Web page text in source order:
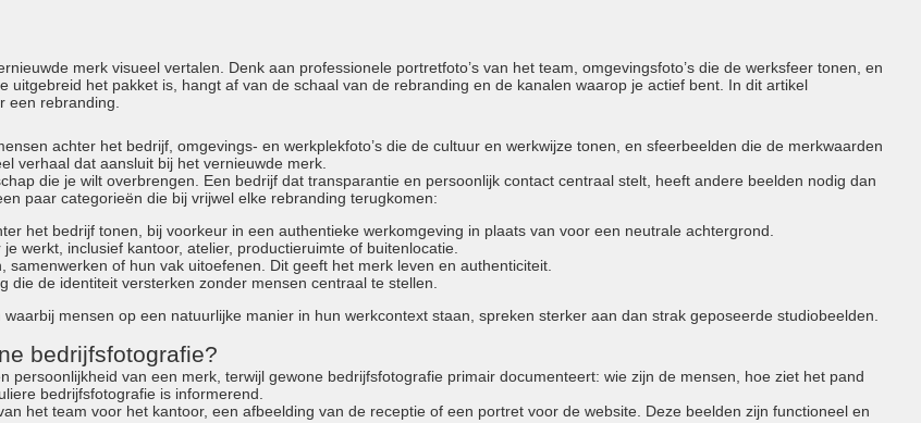
merk visueel vertalen. Denk aan professionele portretfoto’s van het team, omgevingsfoto’s die de werksfeer tonen, en
het pakket is, hangt af van de schaal van de rebranding en de kanalen waarop je actief bent. In dit artikel
een rebranding.
achter het bedrijf, omgevings- en werkplekfoto’s die de cultuur en werkwijze tonen, en sfeerbeelden die de merkwaarden
verhaal dat aansluit bij het vernieuwde merk.
die je wilt overbrengen. Een bedrijf dat transparantie en persoonlijk contact centraal stelt, heeft andere beelden nodig dan
paar categorieën die bij vrijwel elke rebranding terugkomen:
het bedrijf tonen, bij voorkeur in een authentieke werkomgeving in plaats van voor een neutrale achtergrond.
werkt, inclusief kantoor, atelier, productieruimte of buitenlocatie.
samenwerken of hun vak uitoefenen. Dit geeft het merk leven en authenticiteit.
die de identiteit versterken zonder mensen centraal te stellen.
mensen op een natuurlijke manier in hun werkcontext staan, spreken sterker aan dan strak geposeerde studiobeelden.
bedrijfsfotografie?
van een merk, terwijl gewone bedrijfsfotografie primair documenteert: wie zijn de mensen, hoe ziet het pand
bedrijfsfotografie is informerend.
het team voor het kantoor, een afbeelding van de receptie of een portret voor de website. Deze beelden zijn functioneel en